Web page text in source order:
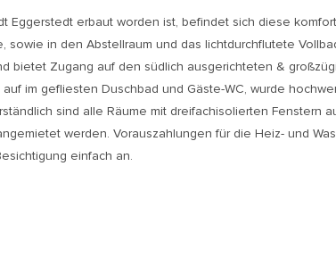
Eggerstedt erbaut worden ist, befindet sich diese
in den Abstellraum und das lichtdurchflutete
bietet Zugang auf den südlich ausgerichteten &
im gefliesten Duschbad und Gäste-WC, wurde
sind alle Räume mit dreifachisolierten Fenstern
werden. Vorauszahlungen für die Heiz- und
einfach an.